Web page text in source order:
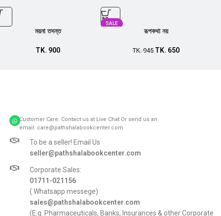
ময়না তদন্ত
TK. 900
SALE
রূপকথা নয়
TK.945 TK. 650
Customer Care: Contact us at Live Chat Or send us an
email: care@pathshalabookcenter.com
To be a seller! Email Us
seller@pathshalabookcenter.com
Corporate Sales:
01711-021156
( Whatsapp messege)
sales@pathshalabookcenter.com
(E.g. Pharmaceuticals, Banks, Insurances & other Corporate